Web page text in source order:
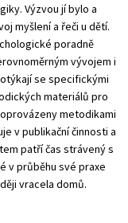
Výzvou jí bylo a
myšlení a řeči u dětí.
poradně
vývojem i
se specifickými
materiálů pro
metodikami
v publikační činnosti a
patří čas strávený s
v průběhu své praxe
vracela domů.